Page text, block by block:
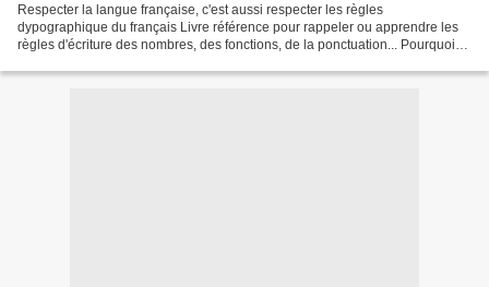
Respecter la langue française, c'est aussi respecter les règles
dypographique du français Livre référence pour rappeler ou apprendre les
règles d'écriture des nombres, des fonctions, de la ponctuation... Pourquoi